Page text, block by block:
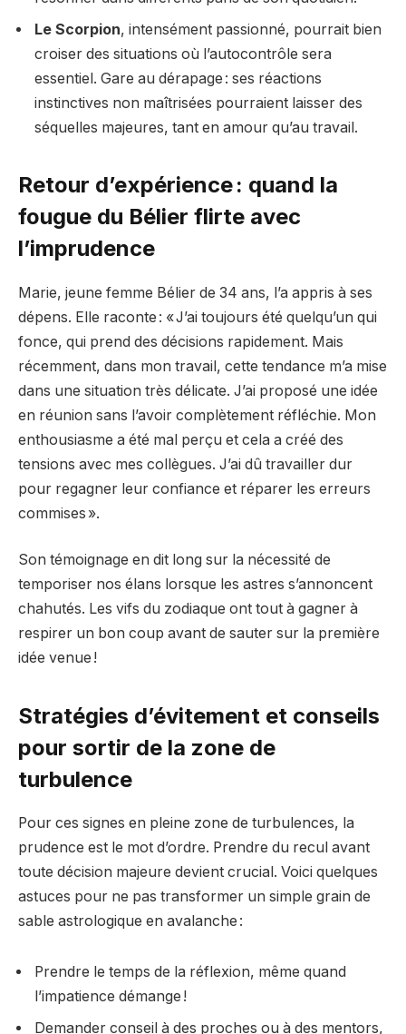
Le Scorpion, intensément passionné, pourrait bien
croiser des situations où l’autocontrôle sera
essentiel. Gare au dérapage : ses réactions
instinctives non maîtrisées pourraient laisser des
séquelles majeures, tant en amour qu’au travail.
Retour d’expérience : quand la
fougue du Bélier flirte avec
l’imprudence
Marie, jeune femme Bélier de 34 ans, l’a appris à ses
dépens. Elle raconte : « J’ai toujours été quelqu’un qui
fonce, qui prend des décisions rapidement. Mais
récemment, dans mon travail, cette tendance m’a mise
dans une situation très délicate. J’ai proposé une idée
en réunion sans l’avoir complètement réfléchie. Mon
enthousiasme a été mal perçu et cela a créé des
tensions avec mes collègues. J’ai dû travailler dur
pour regagner leur confiance et réparer les erreurs
commises ».
Son témoignage en dit long sur la nécessité de
temporiser nos élans lorsque les astres s’annoncent
chahutés. Les vifs du zodiaque ont tout à gagner à
respirer un bon coup avant de sauter sur la première
idée venue !
Stratégies d’évitement et conseils
pour sortir de la zone de
turbulence
Pour ces signes en pleine zone de turbulences, la
prudence est le mot d’ordre. Prendre du recul avant
toute décision majeure devient crucial. Voici quelques
astuces pour ne pas transformer un simple grain de
sable astrologique en avalanche :
Prendre le temps de la réflexion, même quand
l’impatience démange !
Demander conseil à des proches ou à des mentors,